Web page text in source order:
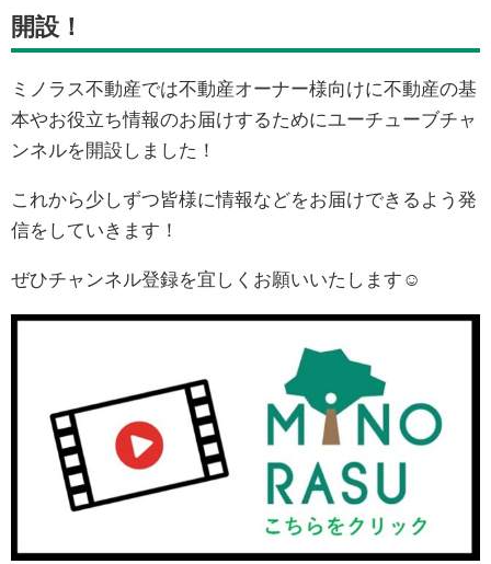
開設！
ミノラス不動産では不動産オーナー様向けに不動産の基
本やお役立ち情報のお届けするためにユーチューブチャ
ンネルを開設しました！
これから少しずつ皆様に情報などをお届けできるよう発
信をしていきます！
ぜひチャンネル登録を宜しくお願いいたします☺